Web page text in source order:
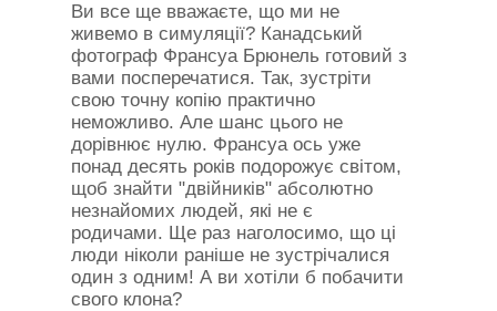
Ви все ще вважаєте, що ми не
живемо в симуляції? Канадський
фотограф Франсуа Брюнель готовий з
вами посперечатися. Так, зустріти
свою точну копію практично
неможливо. Але шанс цього не
дорівнює нулю. Франсуа ось уже
понад десять років подорожує світом,
щоб знайти "двійників" абсолютно
незнайомих людей, які не є
родичами. Ще раз наголосимо, що ці
люди ніколи раніше не зустрічалися
один з одним! А ви хотіли б побачити
свого клона?